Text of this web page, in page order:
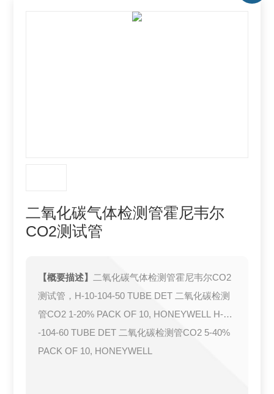
二氧化碳气体检测管霍尼韦尔
CO2测试管
【概要描述】 二氧化碳气体检测管霍尼韦尔CO2
测试管，H-10-104-50 TUBE DET 二氧化碳检测
管CO2 1-20% PACK OF 10, HONEYWELL H-10
-104-60 TUBE DET 二氧化碳检测管CO2 5-40%
PACK OF 10, HONEYWELL